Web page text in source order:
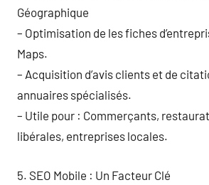
Géographique
– Optimisation de les fiches
Maps.
– Acquisition d’avis clients et de
annuaires spécialisés.
– Utile pour : Commerçants,
libérales, entreprises locales.
5. SEO Mobile : Un Facteur Clé